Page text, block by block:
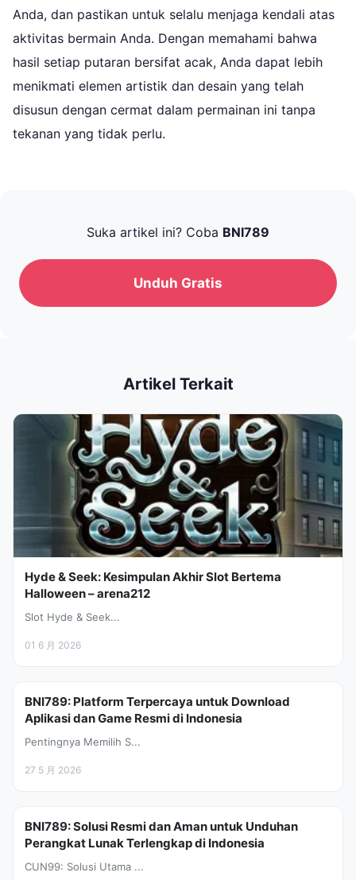
Anda, dan pastikan untuk selalu menjaga kendali atas
aktivitas bermain Anda. Dengan memahami bahwa
hasil setiap putaran bersifat acak, Anda dapat lebih
menikmati elemen artistik dan desain yang telah
disusun dengan cermat dalam permainan ini tanpa
tekanan yang tidak perlu.
Suka artikel ini? Coba BNI789
Unduh Gratis
Artikel Terkait
Hyde & Seek: Kesimpulan Akhir Slot Bertema
Halloween – arena212
Slot Hyde & Seek...
01 6 月 2026
BNI789: Platform Terpercaya untuk Download
Aplikasi dan Game Resmi di Indonesia
Pentingnya Memilih S...
27 5 月 2026
BNI789: Solusi Resmi dan Aman untuk Unduhan
Perangkat Lunak Terlengkap di Indonesia
CUN99: Solusi Utama ...